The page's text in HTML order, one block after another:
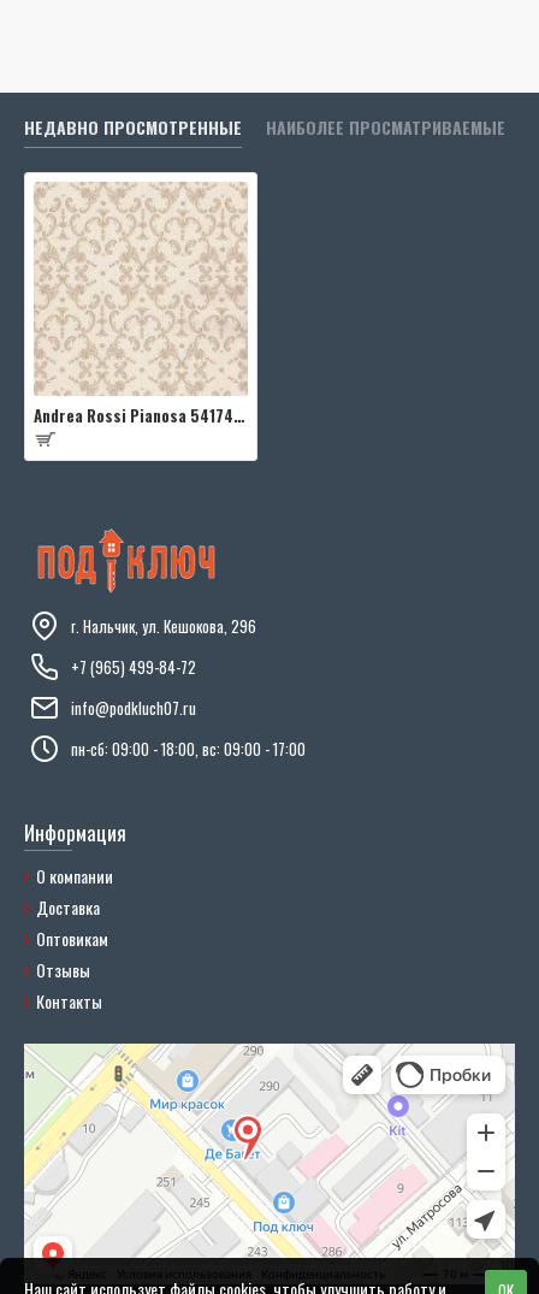
НЕДАВНО ПРОСМОТРЕННЫЕ НАИБОЛЕЕ ПРОСМАТРИВАЕМЫЕ
Andrea Rossi Pianosa 54174-4
г. Нальчик, ул. Кешокова, 296
+7 (965) 499-84-72
info@podkluch07.ru
пн-сб: 09:00 - 18:00, вс: 09:00 - 17:00
Информация
О компании
Доставка
Оптовикам
Отзывы
Контакты
Наш сайт использует файлы cookies, чтобы улучшить работу и